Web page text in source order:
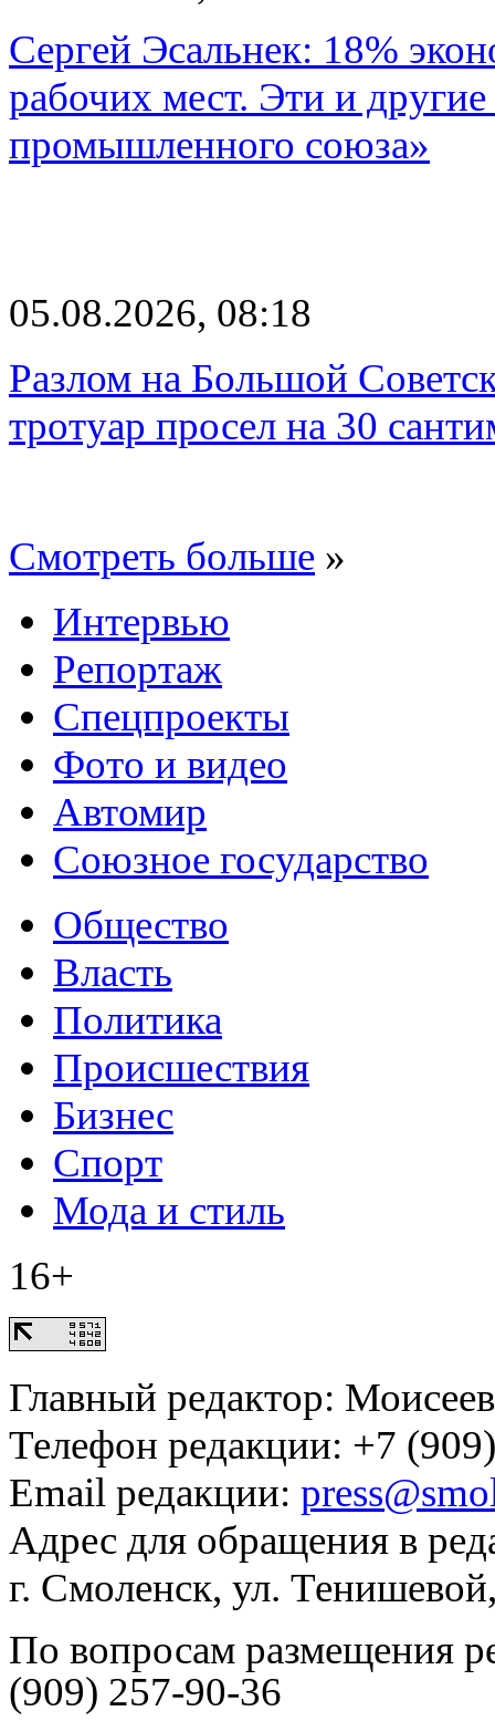
Сергей Эсальнек: 18%
рабочих мест. Эти и
промышленного союза»
05.08.2026, 08:18
Разлом на Большой
тротуар просел на 30
Смотреть больше »
Интервью
Репортаж
Спецпроекты
Фото и видео
Автомир
Союзное государство
Общество
Власть
Политика
Происшествия
Бизнес
Спорт
Мода и стиль
16+
Главный редактор:
Телефон редакции: +7
Email редакции:
Адрес для обращения в
г. Смоленск, ул.
По вопросам размещения
(909) 257-90-36